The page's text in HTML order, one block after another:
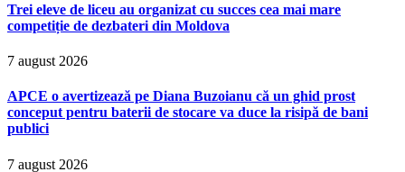
Trei eleve de liceu au organizat cu succes cea mai mare
competiție de dezbateri din Moldova
7 august 2026
APCE o avertizează pe Diana Buzoianu că un ghid prost
conceput pentru baterii de stocare va duce la risipă de bani
publici
7 august 2026